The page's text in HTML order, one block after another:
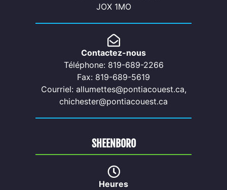
JOX 1MO
Contactez-nous
Téléphone: 819-689-2266
Fax: 819-689-5619
Courriel: allumettes@pontiacouest.ca,
chichester@pontiacouest.ca
SHEENBORO
Heures